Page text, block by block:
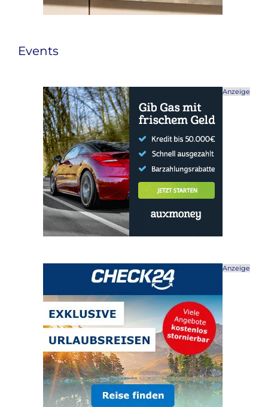
Events
Anzeige
Anzeige